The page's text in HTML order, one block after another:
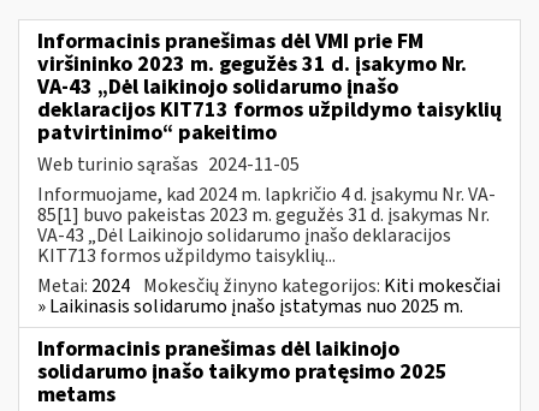
Informacinis pranešimas dėl VMI prie FM
viršininko 2023 m. gegužės 31 d. įsakymo Nr.
VA-43 „Dėl laikinojo solidarumo įnašo
deklaracijos KIT713 formos užpildymo taisyklių
patvirtinimo“ pakeitimo
Web turinio sąrašas 2024-11-05
Informuojame, kad 2024 m. lapkričio 4 d. įsakymu Nr. VA-
85[1] buvo pakeistas 2023 m. gegužės 31 d. įsakymas Nr.
VA-43 „Dėl Laikinojo solidarumo įnašo deklaracijos
KIT713 formos užpildymo taisyklių...
Metai: 2024 Mokesčių žinyno kategorijos: Kiti mokesčiai
» Laikinasis solidarumo įnašo įstatymas nuo 2025 m.
Informacinis pranešimas dėl laikinojo
solidarumo įnašo taikymo pratęsimo 2025
metams